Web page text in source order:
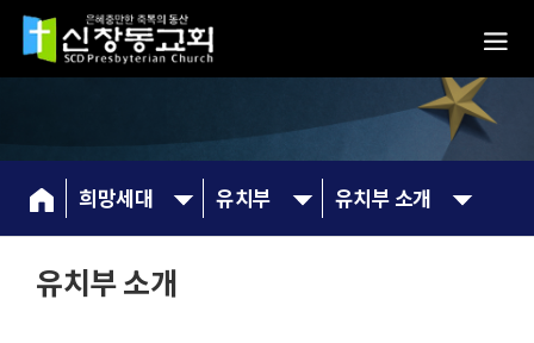
희망세대 유치부 유치부 소개
유치부 소개